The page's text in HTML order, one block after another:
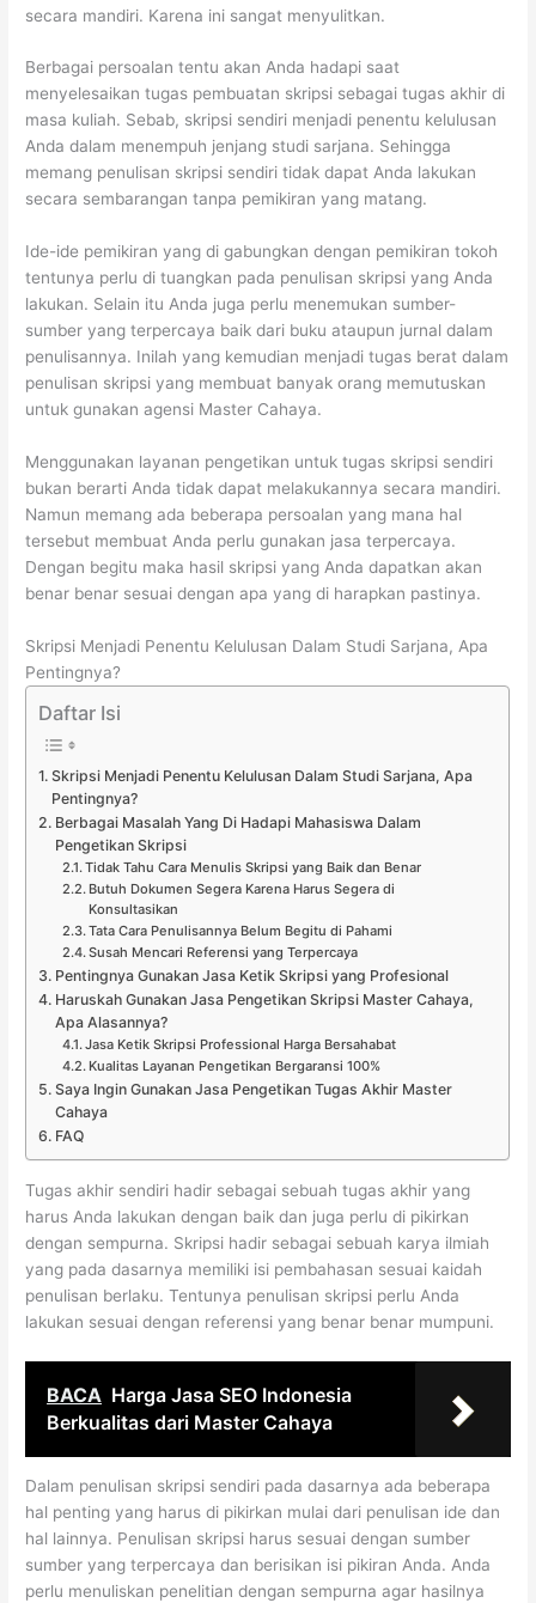
secara mandiri. Karena ini sangat menyulitkan.
Berbagai persoalan tentu akan Anda hadapi saat
menyelesaikan tugas pembuatan skripsi sebagai tugas akhir di
masa kuliah. Sebab, skripsi sendiri menjadi penentu kelulusan
Anda dalam menempuh jenjang studi sarjana. Sehingga
memang penulisan skripsi sendiri tidak dapat Anda lakukan
secara sembarangan tanpa pemikiran yang matang.
Ide-ide pemikiran yang di gabungkan dengan pemikiran tokoh
tentunya perlu di tuangkan pada penulisan skripsi yang Anda
lakukan. Selain itu Anda juga perlu menemukan sumber-
sumber yang terpercaya baik dari buku ataupun jurnal dalam
penulisannya. Inilah yang kemudian menjadi tugas berat dalam
penulisan skripsi yang membuat banyak orang memutuskan
untuk gunakan agensi Master Cahaya.
Menggunakan layanan pengetikan untuk tugas skripsi sendiri
bukan berarti Anda tidak dapat melakukannya secara mandiri.
Namun memang ada beberapa persoalan yang mana hal
tersebut membuat Anda perlu gunakan jasa terpercaya.
Dengan begitu maka hasil skripsi yang Anda dapatkan akan
benar benar sesuai dengan apa yang di harapkan pastinya.
Skripsi Menjadi Penentu Kelulusan Dalam Studi Sarjana, Apa
Pentingnya?
Daftar Isi
Skripsi Menjadi Penentu Kelulusan Dalam Studi Sarjana, Apa
Pentingnya?
Berbagai Masalah Yang Di Hadapi Mahasiswa Dalam
Pengetikan Skripsi
Tidak Tahu Cara Menulis Skripsi yang Baik dan Benar
Butuh Dokumen Segera Karena Harus Segera di
Konsultasikan
Tata Cara Penulisannya Belum Begitu di Pahami
Susah Mencari Referensi yang Terpercaya
Pentingnya Gunakan Jasa Ketik Skripsi yang Profesional
Haruskah Gunakan Jasa Pengetikan Skripsi Master Cahaya,
Apa Alasannya?
Jasa Ketik Skripsi Professional Harga Bersahabat
Kualitas Layanan Pengetikan Bergaransi 100%
Saya Ingin Gunakan Jasa Pengetikan Tugas Akhir Master
Cahaya
FAQ
Tugas akhir sendiri hadir sebagai sebuah tugas akhir yang
harus Anda lakukan dengan baik dan juga perlu di pikirkan
dengan sempurna. Skripsi hadir sebagai sebuah karya ilmiah
yang pada dasarnya memiliki isi pembahasan sesuai kaidah
penulisan berlaku. Tentunya penulisan skripsi perlu Anda
lakukan sesuai dengan referensi yang benar benar mumpuni.
BACA Harga Jasa SEO Indonesia
Berkualitas dari Master Cahaya
Dalam penulisan skripsi sendiri pada dasarnya ada beberapa
hal penting yang harus di pikirkan mulai dari penulisan ide dan
hal lainnya. Penulisan skripsi harus sesuai dengan sumber
sumber yang terpercaya dan berisikan isi pikiran Anda. Anda
perlu menuliskan penelitian dengan sempurna agar hasilnya